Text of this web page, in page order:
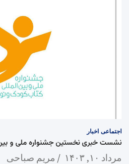
اجتماعی اخبار
نشست خبری نخستین جشنواره ملی و
مرداد ۱۰, ۱۴۰۳ مریم صباحی